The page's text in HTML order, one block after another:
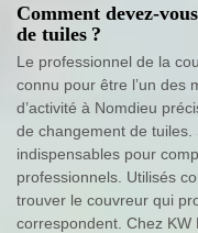
Comment devez-
de tuiles ?
Le professionnel de la
connu pour être l’un des
d’activité à Nomdieu
de changement de
indispensables pour
professionnels. Utilisés
trouver le couvreur qui
correspondent. Chez